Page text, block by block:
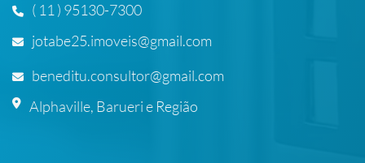
( 11 ) 95130-7300
jotabe25.imoveis@gmail.com
beneditu.consultor@gmail.com
Alphaville, Barueri e Região